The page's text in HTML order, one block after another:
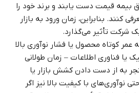
بیمه قیمت دست یابند و برند خود را
کنند. بنابراین، زمان ورود به بازار
شرکت تأثیر می‌گذارد.
عمر کوتاه محصول یا فشار نوآوری بالا
یا فناوری اطلاعات – زمان طولانی
به از دست دادن کشش بازار یا
با کیفیت بالا نیز اگر